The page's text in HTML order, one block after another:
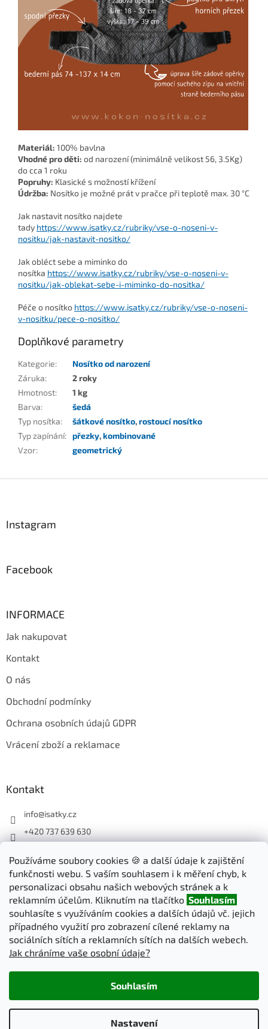
Používáme soubory cookies 🍪 a další údaje k zajištění
funkčnosti webu. S vaším souhlasem i k měření chyb, k
personalizaci obsahu našich webových stránek a k
reklamním účelům. Kliknutím na tlačítko Souhlasím
souhlasíte s využíváním cookies a dalších údajů vč. jejich
případného využití pro zobrazení cílené reklamy na
sociálních sítích a reklamních sítích na dalších webech.
Jak chráníme vaše osobní údaje?
Nastavení
Souhlasím
Materiál: 100% bavlna
Vhodné pro děti: od narození (minimálně velikost 56, 3.5Kg)
do cca 1 roku
Popruhy: Klasické s možností křížení
Údržba: Nosítko je možné prát v pračce při teplotě max. 30 °C
Jak nastavit nosítko najdete
tady https://www.isatky.cz/rubriky/vse-o-noseni-v-
nositku/jak-nastavit-nositko/
Jak obléct sebe a miminko do
nosítka https://www.isatky.cz/rubriky/vse-o-noseni-v-
nositku/jak-oblekat-sebe-i-miminko-do-nositka/
Péče o nosítko https://www.isatky.cz/rubriky/vse-o-noseni-
v-nositku/pece-o-nositko/
Doplňkové parametry
Kategorie:
Nosítko od narození
Záruka:
2 roky
Hmotnost:
1 kg
Barva:
šedá
Typ nosítka: šátkové nosítko,rostoucí nosítko
Typ zapínání: přezky,kombinované
Vzor: geometrický
Instagram
Facebook
INFORMACE
Jak nakupovat
Kontakt
O nás
Obchodní podmínky
Ochrana osobních údajů GDPR
Vrácení zboží a reklamace
Kontakt
info@isatky.cz
+420 737 639 630
isatky_cz
Odebírat newsletter
PŘIHLÁSIT